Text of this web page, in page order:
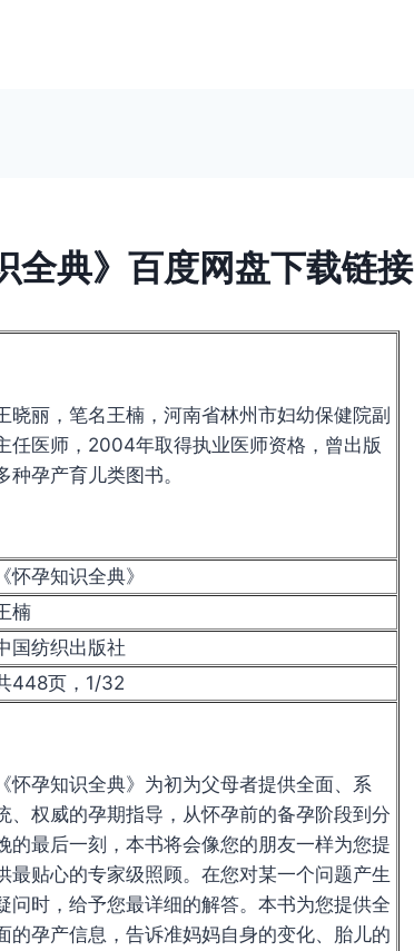
全典》百度网盘下载链接
晓丽，笔名王楠，河南省林州市妇幼保健院副
任医师，2004年取得执业医师资格，曾出版
种孕产育儿类图书。
怀孕知识全典》
楠
国纺织出版社
448页，1/32
怀孕知识全典》为初为父母者提供全面、系
、权威的孕期指导，从怀孕前的备孕阶段到分
的最后一刻，本书将会像您的朋友一样为您提
最贴心的专家级照顾。在您对某一个问题产生
问时，给予您最详细的解答。本书为您提供全
的孕产信息，告诉准妈妈自身的变化、胎儿的